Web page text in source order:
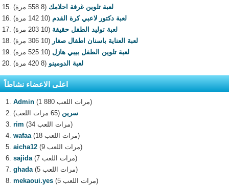
لعبة تلوين غرفة احلامك (8 558 مرة)
لعبة دكتور لاعبي كرة القدم (10 142 مرة)
لعبة توليد الطفل حقيقة (10 203 مرة)
لعبة العناية باسنان اطفال صغار (10 306 مرة)
لعبة تلوين الطفل بيبي هازل (10 525 مرة)
لعبة الدومينو (8 420 مرة)
اعلى الاعضاء نشاطاً
Admin
(1 880 مرات اللعب)
سرين (65 مرات اللعب)
rim
(34 مرات اللعب)
wafaa
(18 مرات اللعب)
aicha12
(9 مرات اللعب)
sajida
(7 مرات اللعب)
ghada
(5 مرات اللعب)
mekaoui.yes
(5 مرات اللعب)